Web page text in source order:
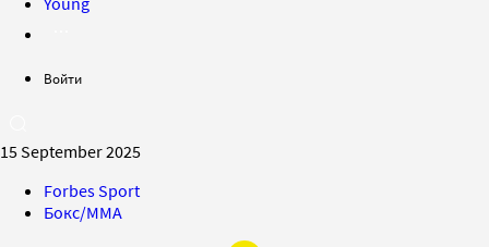
Войти
15 September 2025
Forbes Sport
Бокс/MMA